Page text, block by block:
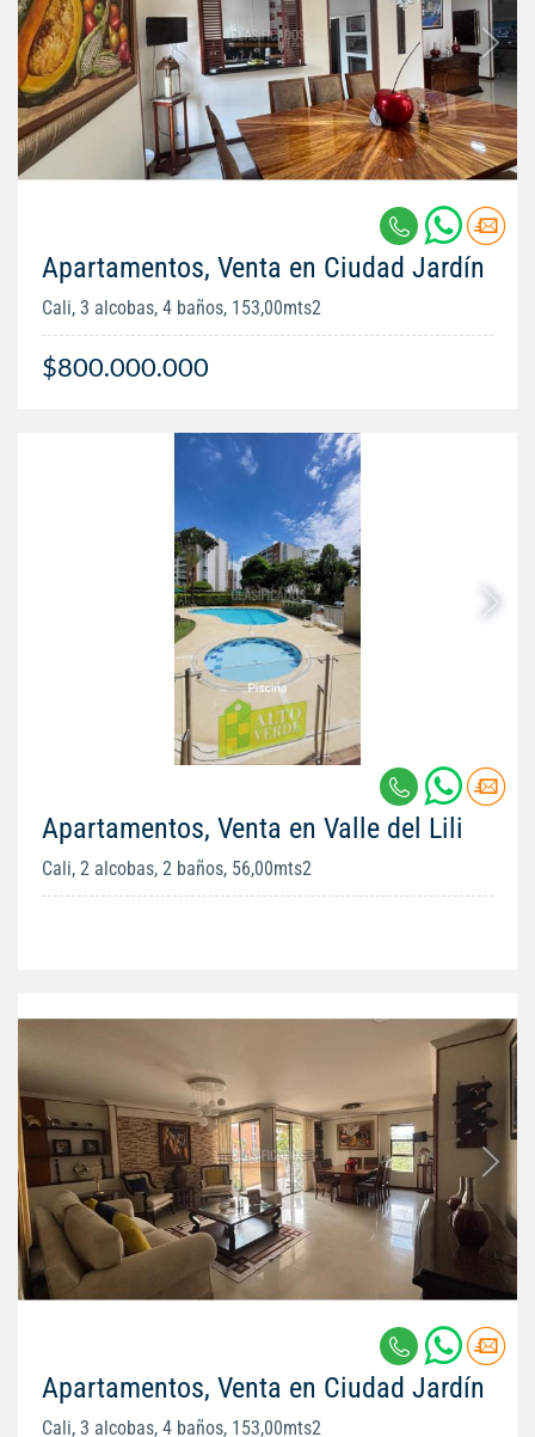
Apartamentos, Venta en Ciudad Jardín
Cali, 3 alcobas, 4 baños, 153,00mts2
$800.000.000
Apartamentos, Venta en Valle del Lili
Cali, 2 alcobas, 2 baños, 56,00mts2
Apartamentos, Venta en Ciudad Jardín
Cali, 3 alcobas, 4 baños, 153,00mts2